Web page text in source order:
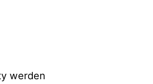
werden